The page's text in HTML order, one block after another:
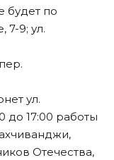
будет по
7-9; ул.
ул.
до 17:00 работы
Отечества,